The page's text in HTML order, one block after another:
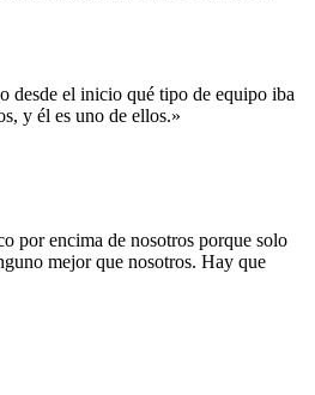
desde el inicio qué tipo de equipo iba
y él es uno de ellos.»
por encima de nosotros porque solo
mejor que nosotros. Hay que